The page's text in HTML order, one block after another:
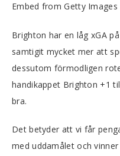
Embed from Getty Images
Brighton har en låg xGA
samtigit mycket mer att
dessutom förmodligen
handikappet Brighton +1
bra.
Det betyder att vi får
med uddamålet och